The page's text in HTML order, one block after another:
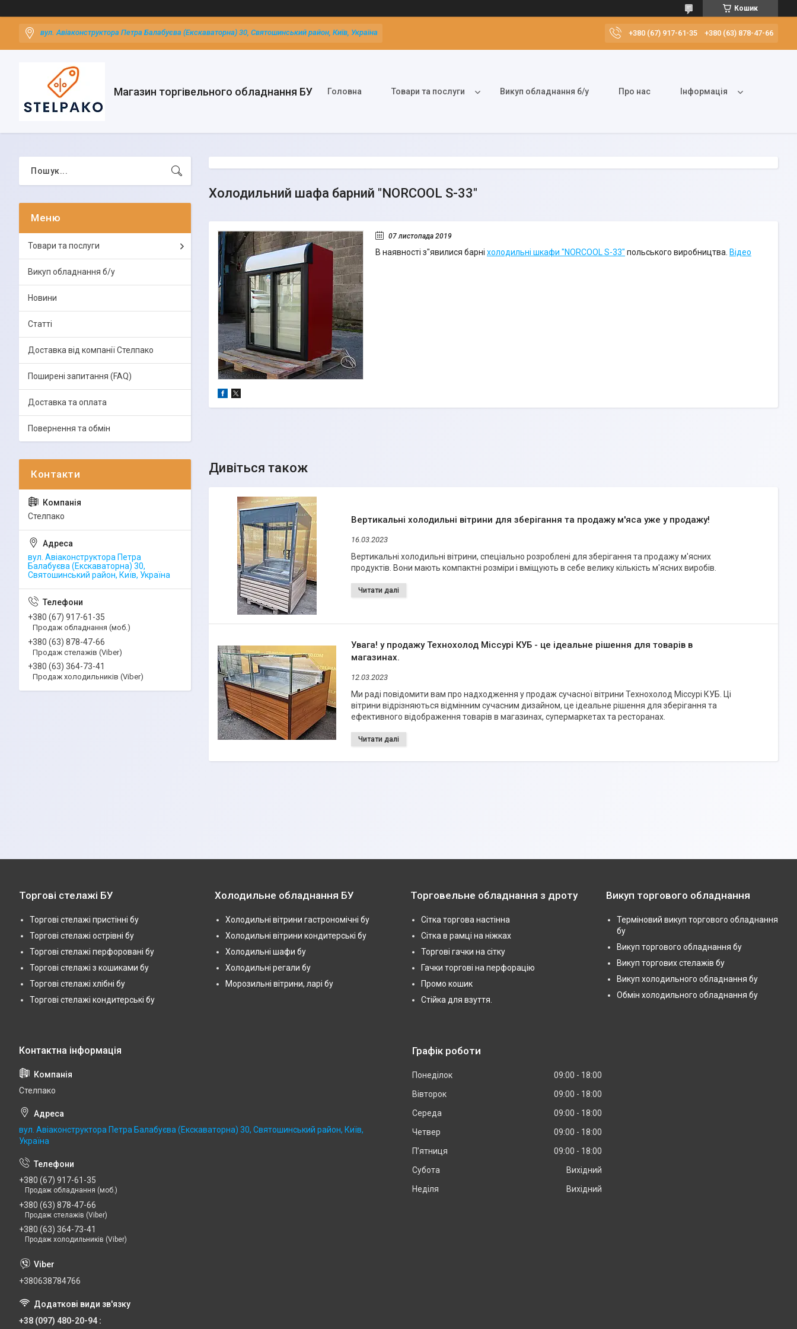
Кошик
вул. Авіаконструктора Петра Балабуєва (Екскаваторна) 30, Святошинський район, Київ, Україна +380 (67) 917-61-35 +380 (63) 878-47-66
Магазин торгівельного обладнання БУ Головна Товари та послуги Викуп обладнання б/у Про нас Інформація
Холодильний шафа барний "NORCOOL S-33"
07 листопада 2019
В наявності з"явилися барні холодильні шкафи "NORCOOL S-33" польського виробництва. Відео
Вертикальні холодильні вітрини для зберігання та продажу м'яса уже у продажу!
16.03.2023
Вертикальні холодильні вітрини, спеціально розроблені для зберігання та продажу м'ясних
продуктів. Вони мають компактні розміри і вміщують в себе велику кількість м'ясних виробів.
Увага! у продажу Технохолод Міссурі КУБ - це ідеальне рішення для товарів в
магазинах.
12.03.2023
Ми раді повідомити вам про надходження у продаж сучасної вітрини Технохолод Міссурі КУБ. Ці
вітрини відрізняються відмінним сучасним дизайном, це ідеальне рішення для зберігання та
ефективного відображення товарів в магазинах, супермаркетах та ресторанах.
Товари та послуги
Викуп обладнання б/у
Новини
Статті
Доставка від компанії Стелпако
Поширені запитання (FAQ)
Доставка та оплата
Повернення та обмін
Стелпако
вул. Авіаконструктора Петра
Балабуєва (Екскаваторна) 30,
Святошинський район, Київ, Україна
+380 (67) 917-61-35
Продаж обладнання (моб.)
+380 (63) 878-47-66
Продаж стелажів (Viber)
+380 (63) 364-73-41
Продаж холодильників (Viber)
Торгові стелажі БУ
Торгові стелажі пристінні бу
Торгові стелажі острівні бу
Торгові стелажі перфоровані бу
Торгові стелажі з кошиками бу
Торгові стелажі хлібні бу
Торгові стелажі кондитерські бу
Холодильне обладнання БУ
Холодильні вітрини гастрономічні бу
Холодильні вітрини кондитерські бу
Холодильні шафи бу
Холодильні регали бу
Морозильні вітрини, ларі бу
Торговельне обладнання з дроту
Сітка торгова настінна
Сітка в рамці на ніжках
Торгові гачки на сітку
Гачки торгові на перфорацію
Промо кошик
Стійка для взуття.
Викуп торгового обладнання
Терміновий викуп торгового обладнання
бу
Викуп торгового обладнання бу
Викуп торгових стелажів бу
Викуп холодильного обладнання бу
Обмін холодильного обладнання бу
Стелпако
вул. Авіаконструктора Петра Балабуєва (Екскаваторна) 30, Святошинський район, Київ,
Україна
+380 (67) 917-61-35
Продаж обладнання (моб.)
+380 (63) 878-47-66
Продаж стелажів (Viber)
+380 (63) 364-73-41
Продаж холодильників (Viber)
+380638784766
+38 (097) 480-20-94
Графік роботи
Понеділок 09:00
18:00
Вівторок
09:00
18:00
Середа
09:00
18:00
Четвер
09:00
18:00
Пʼятниця
09:00
18:00
Субота
Вихідний
Неділя
Вихідний